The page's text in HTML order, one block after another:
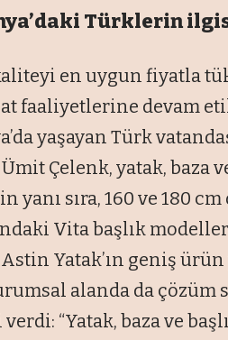
Türklerin
en uygun fiyatla
faaliyetlerine devam
yaşayan Türk
Çelenk, yatak, baza
yanı sıra, 160 ve 180
Vita başlık
Astin Yatak’ın geniş
alanda da çözüm
“Yatak, baza ve